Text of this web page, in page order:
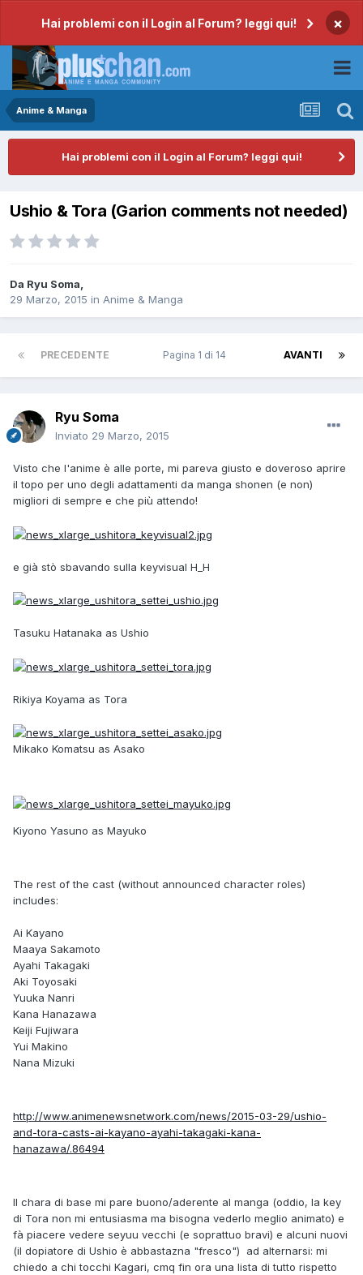
Hai problemi con il Login al Forum? leggi qui! ×
Anime & Manga
Hai problemi con il Login al Forum? leggi qui!
Ushio & Tora (Garion comments not needed)
Da Ryu Soma,
29 Marzo, 2015 in Anime & Manga
PRECEDENTE AVANTI
Pagina 1 di 14
Ryu Soma
Inviato 29 Marzo, 2015
Visto che l'anime è alle porte, mi pareva giusto e doveroso aprire
il topo per uno degli adattamenti da manga shonen (e non)
migliori di sempre e che più attendo!
e già stò sbavando sulla keyvisual H_H
Tasuku Hatanaka as Ushio
Rikiya Koyama as Tora
Mikako Komatsu as Asako
Kiyono Yasuno as Mayuko
The rest of the cast (without announced character roles)
includes:
Ai Kayano
Maaya Sakamoto
Ayahi Takagaki
Aki Toyosaki
Yuuka Nanri
Kana Hanazawa
Keiji Fujiwara
Yui Makino
Nana Mizuki
http://www.animenewsnetwork.com/news/2015-03-29/ushio-
and-tora-casts-ai-kayano-ayahi-takagaki-kana-
hanazawa/.86494
Il chara di base mi pare buono/aderente al manga (oddio, la key
di Tora non mi entusiasma ma bisogna vederlo meglio animato) e
fà piacere vedere seyuu vecchi (e soprattuo bravi) e alcuni nuovi
(il dopiatore di Ushio è abbastazna "fresco") ad alternarsi: mi
chiedo a chi tocchi Kagari, cmq fin ora una lista di tutto rispetto